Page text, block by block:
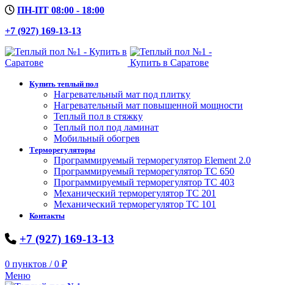
ПН-ПТ 08:00 - 18:00
+7 (927) 169-13-13
Купить теплый пол
Нагревательный мат под плитку
Нагревательный мат повышенной мощности
Теплый пол в стяжку
Теплый пол под ламинат
Мобильный обогрев
Терморегуляторы
Программируемый терморегулятор Element 2.0
Программируемый терморегулятор ТС 650
Программируемый терморегулятор ТС 403
Механический терморегулятор ТС 201
Механический терморегулятор ТС 101
Контакты
+7 (927) 169-13-13
0 пунктов / 0 ₽
Меню